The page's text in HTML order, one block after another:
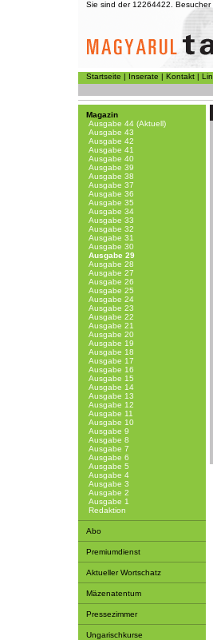
Sie sind der 12264422.
Startseite | Inserate | Kontakt|
Magazin
Ausgabe 44 (Aktuell)
Ausgabe 43
Ausgabe 42
Ausgabe 41
Ausgabe 40
Ausgabe 39
Ausgabe 38
Ausgabe 37
Ausgabe 36
Ausgabe 35
Ausgabe 34
Ausgabe 33
Ausgabe 32
Ausgabe 31
Ausgabe 30
Ausgabe 29
Ausgabe 28
Ausgabe 27
Ausgabe 26
Ausgabe 25
Ausgabe 24
Ausgabe 23
Ausgabe 22
Ausgabe 21
Ausgabe 20
Ausgabe 19
Ausgabe 18
Ausgabe 17
Ausgabe 16
Ausgabe 15
Ausgabe 14
Ausgabe 13
Ausgabe 12
Ausgabe 11
Ausgabe 10
Ausgabe 9
Ausgabe 8
Ausgabe 7
Ausgabe 6
Ausgabe 5
Ausgabe 4
Ausgabe 3
Ausgabe 2
Ausgabe 1
Redaktion
Abo
Premiumdienst
Aktueller Wortschatz
Mäzenatentum
Pressezimmer
Ungarischkurse